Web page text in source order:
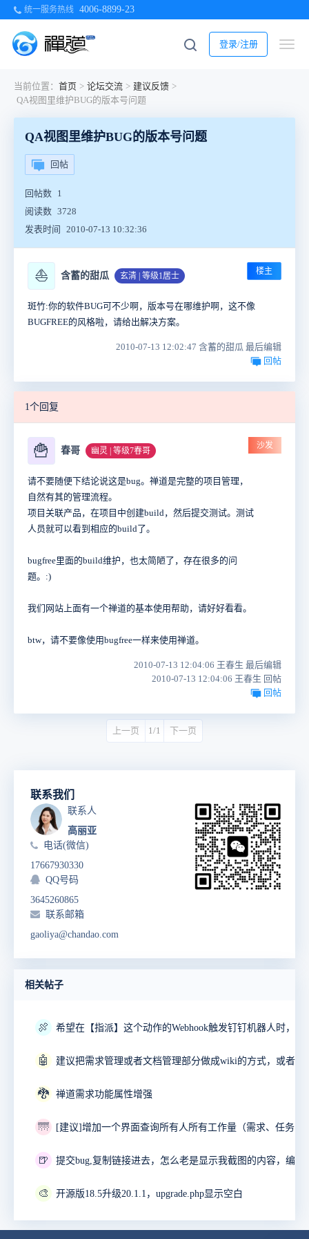
统一服务热线 4006-8899-23
登录/注册
当前位置： 首页 > 论坛交流 > 建议反馈 >
QA视图里维护BUG的版本号问题
QA视图里维护BUG的版本号问题
回帖
回帖数 1
阅读数 3728
发表时间
2010-07-13 10:32:36
⛵ 含蓄的甜瓜 玄清 | 等级1居士 楼主
斑竹:你的软件BUG可不少啊，版本号在哪维护啊，这不像
BUGFREE的风格啦，请给出解决方案。
2010-07-13 12:02:47 含蓄的甜瓜 最后编辑
回帖
1个回复
🍟 春哥 幽灵 | 等级7春哥
沙发
请不要随便下结论说这是bug。禅道是完整的项目管理，
自然有其的管理流程。
项目关联产品，在项目中创建build，然后提交测试。测试
人员就可以看到相应的build了。
bugfree里面的build维护，也太简陋了，存在很多的问
题。:)
我们网站上面有一个禅道的基本使用帮助，请好好看看。
btw，请不要像使用bugfree一样来使用禅道。
2010-07-13 12:04:06 王春生 最后编辑
2010-07-13 12:04:06 王春生 回帖
回帖
上一页 1/1 下一页
联系我们
联系人
高丽亚
电话(微信)
17667930330
QQ号码
3645260865
联系邮箱
gaoliya@chandao.com
相关帖子
🍖
🤖
🐉 禅道需求功能属性增强
🌁
🍺
🎨 开源版18.5升级20.1.1，upgrade.php显示空白